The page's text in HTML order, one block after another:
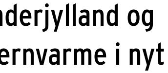
og
i nyt